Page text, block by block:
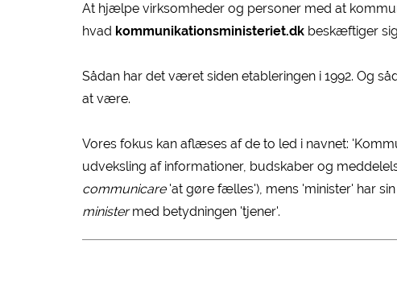
At hjælpe virksomheder og personer med at
hvad kommunikationsministeriet.dk beskæftiger
Sådan har det været siden etableringen i 1992. Og
at være.
Vores fokus kan aflæses af de to led i navnet:
udveksling af informationer, budskaber og
communicare 'at gøre fælles'), mens 'minister' har
ministermed betydningen 'tjener'.